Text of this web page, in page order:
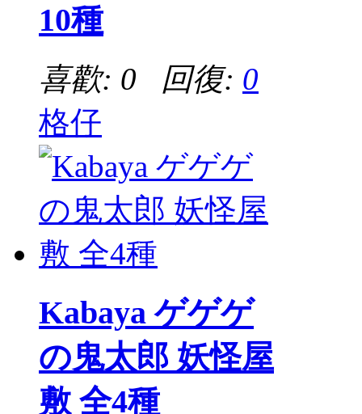
10種
喜歡: 0 回復: 0
格仔
Kabaya ゲゲゲ
の鬼太郎 妖怪屋
敷 全4種